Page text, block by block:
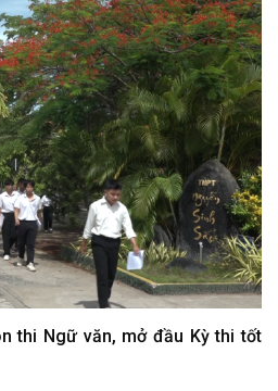
thi Ngữ văn, mở đầu Kỳ thi tốt